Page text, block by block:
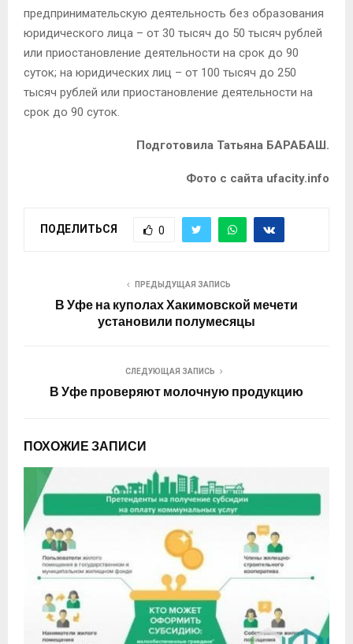
предпринимательскую деятельность без образования
юридического лица – от 30 тысяч до 50 тысяч рублей
или приостановление деятельности на срок до 90
суток; на юридических лиц – от 100 тысяч до 250
тысяч рублей или приостановление деятельности на
срок до 90 суток.
Подготовила Татьяна БАРАБАШ.
Фото с сайта ufacity.info
ПОДЕЛИТЬСЯ 0
ПРЕДЫДУЩАЯ ЗАПИСЬ
В Уфе на куполах Хакимовской мечети
установили полумесяцы
СЛЕДУЮЩАЯ ЗАПИСЬ
В Уфе проверяют молочную продукцию
ПОХОЖИЕ ЗАПИСИ